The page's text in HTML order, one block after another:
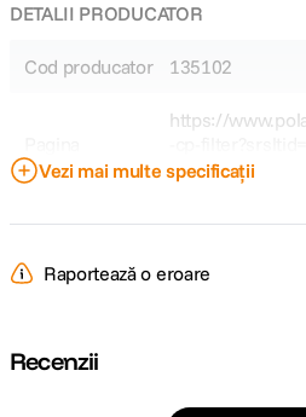
DETALII PRODUCATOR
Cod producator 135102
producator
https://
Vezi mai multe specificații
Raportează o eroare
Recenzii